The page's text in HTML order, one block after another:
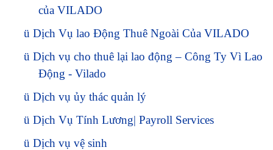
của VILADO
ü Dịch Vụ lao Động Thuê Ngoài Của VILADO
ü Dịch vụ cho thuê lại lao động – Công Ty Vì Lao
Động - Vilado
ü Dịch vụ ủy thác quản lý
ü Dịch Vụ Tính Lương| Payroll Services
ü Dịch vụ vệ sinh